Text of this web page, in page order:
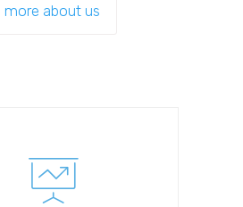
more about us